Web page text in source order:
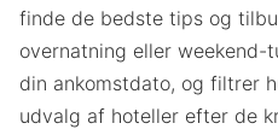
finde de bedste tips og
overnatning eller weekend-
din ankomstdato, og filtrer
udvalg af hoteller efter de